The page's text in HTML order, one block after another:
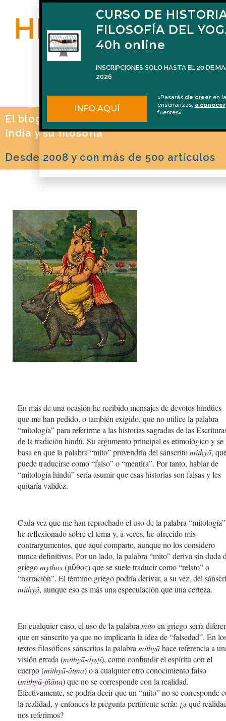
El blog de Naren Herrero sobre Yoga, la
India y su filosofía
Desde 2008 y con más de 500 artículos
En más de una ocasión he recibido mensajes de devotos hindúes
que me han pedido, o también exigido, que no utilice la palabra
“mitología” para referirme a las historias sagradas de las
de la tradición hindú. Su argumento principal es etimológico y se
basa en que la palabra “mito” provendría del sánscritomithyā,
puede traducirse como “falso” o “mentira”. Por tanto, hablar de
“mitología hindú” sería asumir que esas historias son falsas y les
quitaría validez.
Cada vez que me han reprochado el uso de la palabra “mitología”
he reflexionado sobre el tema y, a veces, he ofrecido mis
contrargumentos, que aquí comparto, aunque no los considero
nunca definitivos. Por un lado, la palabra “mito” deriva sin duda
griegomythos(μῦθος) que se suele traducir como “relato” o
“narración”. El término griego podría derivar, a su vez, del
mithyā, aunque eso es más una especulación que una certeza.
En cualquier caso, el uso de la palabramitoen griego sería
que en sánscrito ya que no implicaría la idea de “falsedad”. En
textos filosóficos sánscritos la palabramithyāhace referencia a
visión errada (mithyā-dṛṣṭi), como confundir el espíritu con el
cuerpo (mithyā-ātma) o a cualquier otro conocimiento falso
(mithyā-jñāna) que no se corresponde con la realidad.
Efectivamente, se podría decir que un “mito” no se corresponde
la realidad, y entonces la pregunta pertinente sería: ¿a qué
nos referimos?
CURSO DE
FILOSOFÍA DEL
40h online
INSCRIPCIONES SOLO HASTA EL 20 DE
2026
INFO AQUÍ
«Pasarás de creeren
enseñanzas, a conocer
fuentes»